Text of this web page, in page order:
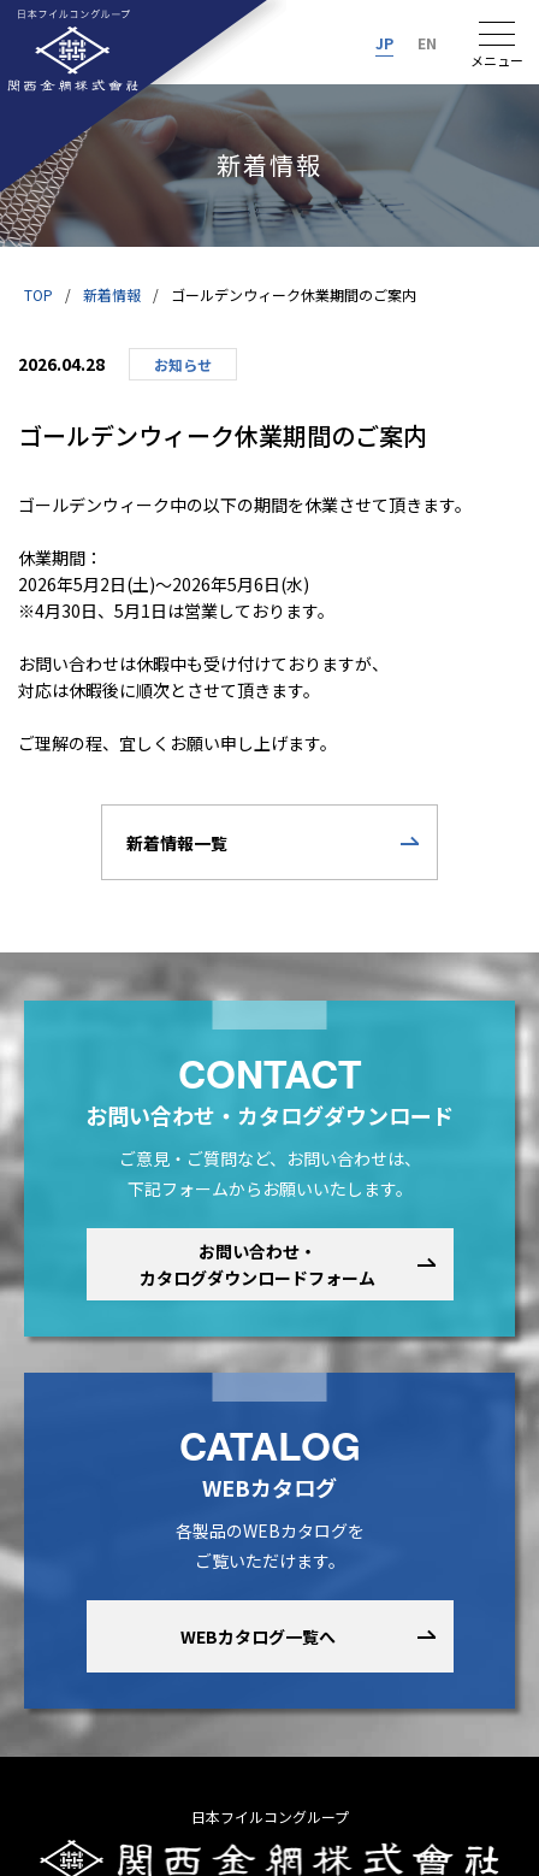
JP EN
新着情報
TOP 新着情報 ゴールデンウィーク休業期間のご案内
2026.04.28 お知らせ
ゴールデンウィーク休業期間のご案内
ゴールデンウィーク中の以下の期間を休業させて頂きます。
休業期間：
2026年5月2日(土)～2026年5月6日(水)
※4月30日、5月1日は営業しております。
お問い合わせは休暇中も受け付けておりますが、
対応は休暇後に順次とさせて頂きます。
ご理解の程、宜しくお願い申し上げます。
新着情報一覧
CONTACT
お問い合わせ・カタログダウンロード
ご意見・ご質問など、お問い合わせは、
下記フォームからお願いいたします。
お問い合わせ・
カタログダウンロードフォーム
CATALOG
WEBカタログ
各製品のWEBカタログを
ご覧いただけます。
WEBカタログ一覧へ
日本フイルコングループ